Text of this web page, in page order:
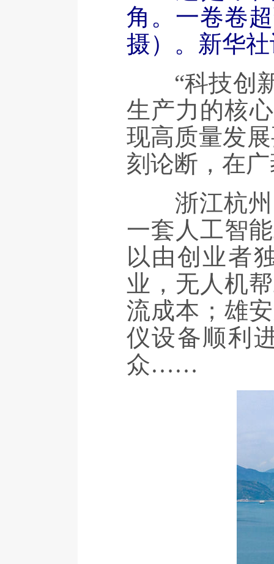
角。一卷卷
摄）。新华
“科技创新
生产力的核
现高质量发
刻论断，在
浙江杭州
一套人工智
以由创业者
业，无人机
流成本；雄
仪设备顺利
众……